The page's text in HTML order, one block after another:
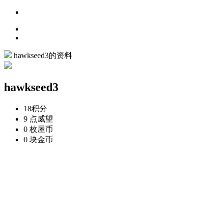
hawkseed3的资料
hawkseed3
18积分
9 点威望
0 枚屋币
0 块金币